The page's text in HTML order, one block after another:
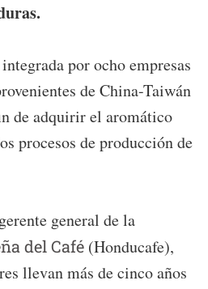
por ocho empresas
de China-Taiwán
de adquirir el aromático
procesos de producción de
general de la
del Café (Honducafe),
llevan más de cinco años